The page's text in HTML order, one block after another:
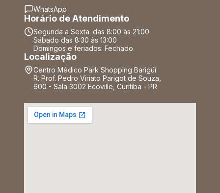
WhatsApp
Horário de Atendimento
Segunda a Sexta: das 8:00 às 21:00
Sábado das 8:30 às 13:00
Domingos e feriados: Fechado
Localização
Centro Médico Park Shopping Barigüi
R. Prof. Pedro Viriato Parigot de Souza,
600 - Sala 3002 Ecoville, Curitiba - PR